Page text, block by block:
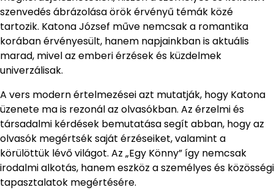
szenvedés ábrázolása örök érvényű témák közé
tartozik. Katona József műve nemcsak a romantika
korában érvényesült, hanem napjainkban is aktuális
marad, mivel az emberi érzések és küzdelmek
univerzálisak.
A vers modern értelmezései azt mutatják, hogy Katona
üzenete ma is rezonál az olvasókban. Az érzelmi és
társadalmi kérdések bemutatása segít abban, hogy az
olvasók megértsék saját érzéseiket, valamint a
körülöttük lévő világot. Az „Egy Könny” így nemcsak
irodalmi alkotás, hanem eszköz a személyes és közösségi
tapasztalatok megértésére.